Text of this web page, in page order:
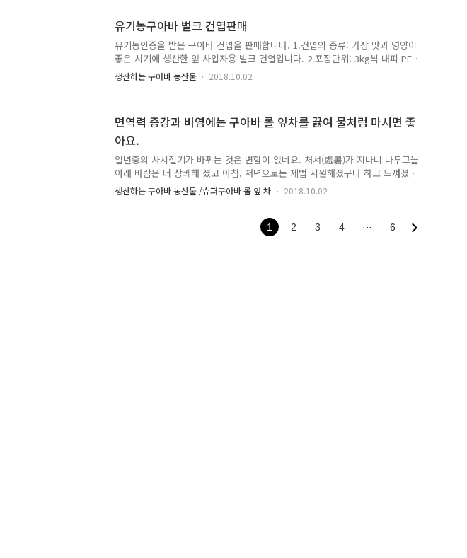
여 즐겨 먹는 55% 익은 그린구아바인데요 이사진은 2014년 가을에 충북 음성군
금왕읍에 사시는 분이 우리농장에서 구입해간것을 친구분들에게 보낸 사진인데
우리농장에도 보내주었습니다. 은 기현골드3호 품종인데요. 열매한가가 평균
850g 정도이고 큰것은 1,50..
유기농구아바 벌크 건엽판매
유기농인증을 받은 구아바 건엽을 판매합니다. 1.건엽의 종류: 가장 맛과 영양이
좋은 시기에 생산한 잎 사업자용 벌크 건엽입니다. 2.포장단위: 3kg씩 내피 PE밀
봉, 외피는 광선차단 PP포로 2중 포장되어 있습니다.
생산하는 구아바 농산물 2018.10.02
면역력 증강과 비염에는 구아바 롤 잎차를 끓여 물처럼 마시면 좋
아요.
일년중의 사시절기가 바뀌는 것은 변함이 없네요. 처서(處暑)가 지나니 나무그늘
아래 바람은 더 상쾌해 졌고 아침, 저녁으로는 제법 시원해졌구나 하고 느껴졌던
건데..... 요 며칠 전부터 [특허]받은 [유기농] 명품 구아바 롤 잎차를 찿는 사람이
평소보다 더 늘었어요. 요 며칠 전부터 [특허]받은 [유기농] 명품 구아바 롤 잎차
기도 많이 걸리고 아르레기 체질을 가진 비염있는 분들이 재채기와 콧물도 많이
나오는 가 봅니다. 감기가 걸리거나 콧물 재채기가 날때만 구아바차 물을 찿지말
생산하는 구아바 농산물 /슈퍼구아바 롤 잎 차 2018.10.02
1 2 3 4 ··· 6